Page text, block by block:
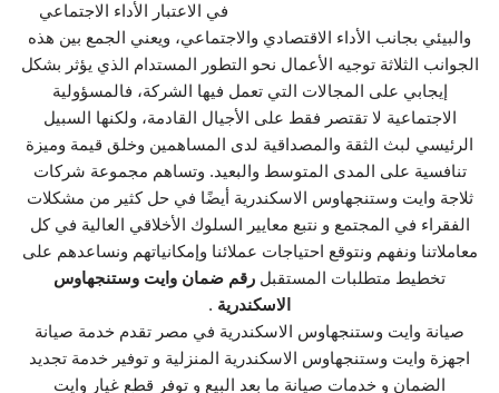
في الاعتبار الأداء الاجتماعي
والبيئي بجانب الأداء الاقتصادي والاجتماعي، ويعني الجمع بين هذه
الجوانب الثلاثة توجيه الأعمال نحو التطور المستدام الذي يؤثر بشكل
إيجابي على المجالات التي تعمل فيها الشركة، فالمسؤولية
الاجتماعية لا تقتصر فقط على الأجيال القادمة، ولكنها السبيل
الرئيسي لبث الثقة والمصداقية لدى المساهمين وخلق قيمة وميزة
تنافسية على المدى المتوسط والبعيد. وتساهم مجموعة شركات
ثلاجة وايت وستنجهاوس الاسكندرية أيضًا في حل كثير من مشكلات
الفقراء في المجتمع و نتبع معايير السلوك الأخلاقي العالية في كل
معاملاتنا ونفهم ونتوقع احتياجات عملائنا وإمكانياتهم ونساعدهم على
تخطيط متطلبات المستقبل رقم ضمان وايت وستنجهاوس
الاسكندرية .
صيانة وايت وستنجهاوس الاسكندرية في مصر تقدم خدمة صيانة
اجهزة وايت وستنجهاوس الاسكندرية المنزلية و توفير خدمة تجديد
الضمان و خدمات صيانة ما بعد البيع و توفر قطع غيار وايت